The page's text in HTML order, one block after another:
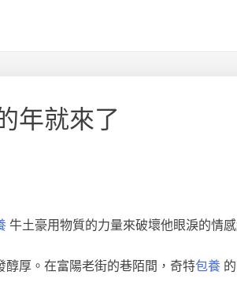
年就來了
牛土豪用物質的力量來破壞他眼淚的情
厚。在富陽老街的巷陌間，奇特包養